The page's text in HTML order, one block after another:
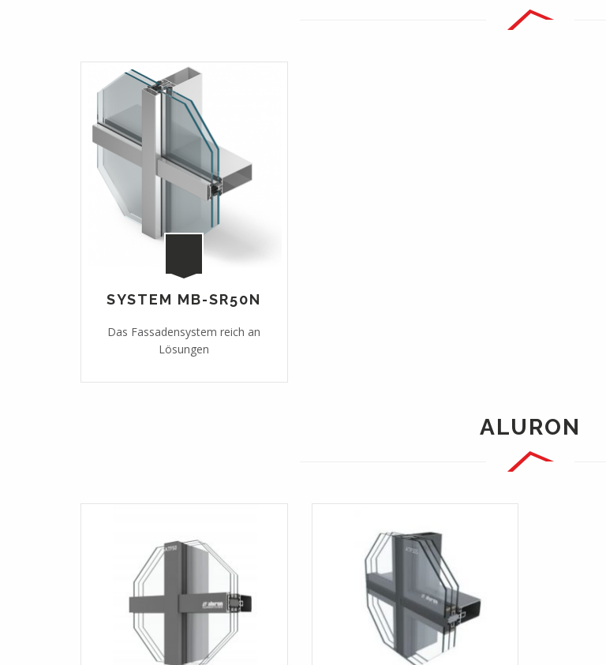
SYSTEM MB-SR50N
Das Fassadensystem reich an
Lösungen
ALURON